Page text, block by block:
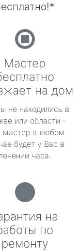
Мастер
на дом
не находились в
или области -
мастер в любом
будет у Вас в
течении часа.
на
по
ремонту